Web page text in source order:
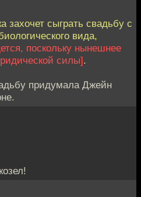
сыграть свадьбу с
вида,
поскольку нынешнее
силы].
придумала Джейн